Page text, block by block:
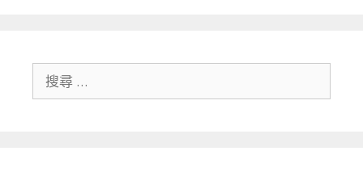
搜尋關於：